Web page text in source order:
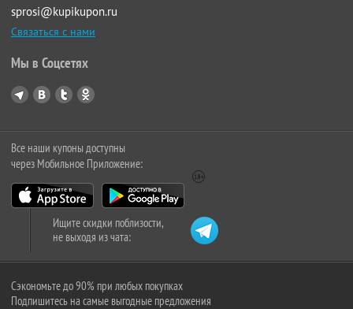
sprosi@kupikupon.ru
Связаться с нами
Мы в Соцсетях
Все наши купоны доступны
через Мобильное Приложение:
Ищите скидки поблизости,
не выходя из чата:
Сэкономьте до 90% при любых покупках
Подпишитесь на самые выгодные предложения